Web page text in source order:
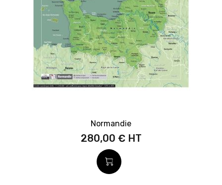
Normandie
280,00 €